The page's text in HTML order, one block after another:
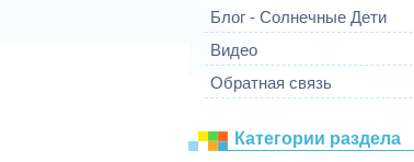
Блог - Солнечные Дети
Видео
Обратная связь
Категории раздела